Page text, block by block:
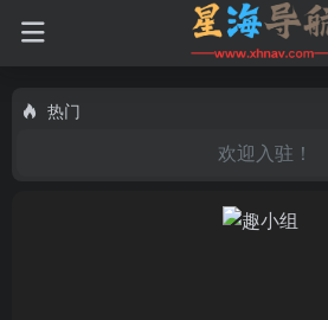
热门
欢迎入驻！